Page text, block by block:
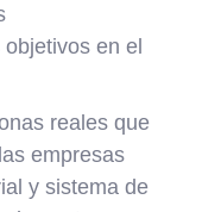
en el
reales que
empresas
y sistema de